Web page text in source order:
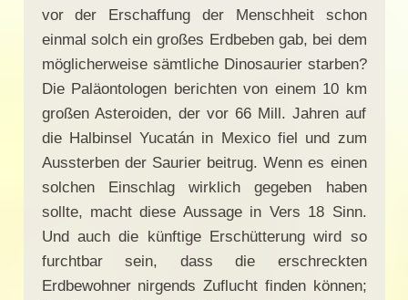
vor der Erschaffung der Menschheit schon
einmal solch ein großes Erdbeben gab, bei dem
möglicherweise sämtliche Dinosaurier starben?
Die Paläontologen berichten von einem 10 km
großen Asteroiden, der vor 66 Mill. Jahren auf
die Halbinsel Yucatán in Mexico fiel und zum
Aussterben der Saurier beitrug. Wenn es einen
solchen Einschlag wirklich gegeben haben
sollte, macht diese Aussage in Vers 18 Sinn.
Und auch die künftige Erschütterung wird so
furchtbar sein, dass die erschreckten
Erdbewohner nirgends Zuflucht finden können;